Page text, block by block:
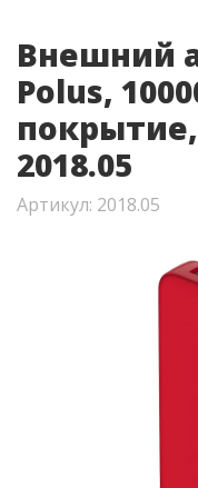
Внешний
Polus,
2018.05
Артикул: 2018.05